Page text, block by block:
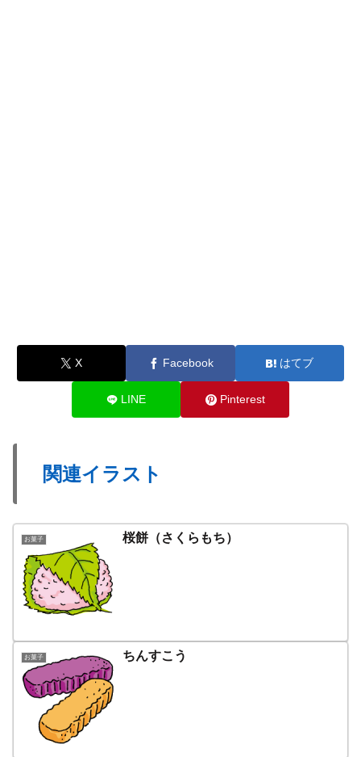
X Facebook はてブ
LINE Pinterest
関連イラスト
お菓子 桜餅（さくらもち）
お菓子 ちんすこう